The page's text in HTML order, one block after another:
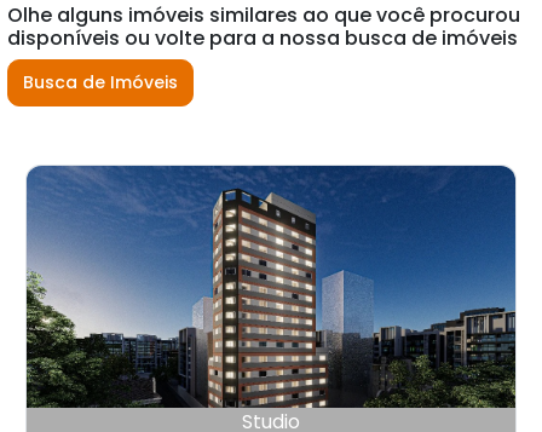
Olhe alguns imóveis similares ao que você procurou
disponíveis ou volte para a nossa busca de imóveis
Busca de Imóveis
Studio